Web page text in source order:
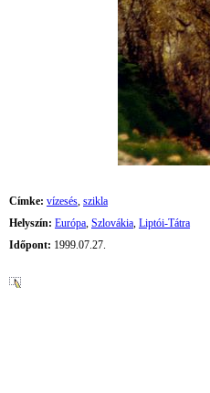
Címke: vízesés, szikla
Helyszín: Európa, Szlovákia, Liptói-Tátra
Időpont: 1999.07.27.